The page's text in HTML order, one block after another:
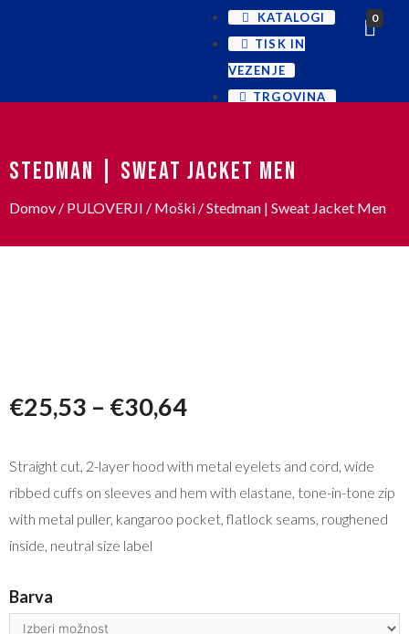
KATALOGI
TISK IN
VEZENJE
TRGOVINA
0
STEDMAN | SWEAT JACKET MEN
Domov / PULOVERJI / Moški / Stedman | Sweat Jacket Men
€25,53 – €30,64
Straight cut, 2-layer hood with metal eyelets and cord, wide
ribbed cuffs on sleeves and hem with elastane, tone-in-tone zip
with metal puller, kangaroo pocket, flatlock seams, roughened
inside, neutral size label
Barva